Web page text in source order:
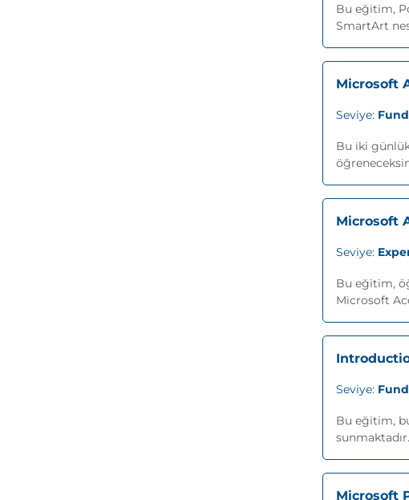
Bu eğitim,
SmartArt
Microsoft
Seviye:
Bu iki
Microsoft
Seviye:
Bu eğitim,
Microsoft
Seviye:
Bu eğitim,
Microsoft